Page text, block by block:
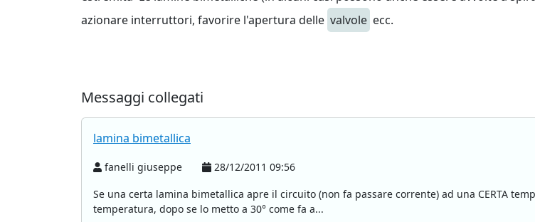
azionare interruttori, favorire l'apertura delle valvole ecc.
Messaggi collegati
lamina bimetallica
fanelli giuseppe
28/12/2011 09:56
Se una certa lamina bimetallica apre il circuito (non fa passare corrente) ad una CERTA
temperatura, dopo se lo metto a 30° come fa a...